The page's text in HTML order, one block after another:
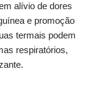
alívio de dores
e promoção
termais podem
respiratórios,